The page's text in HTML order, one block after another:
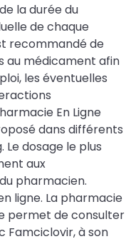
la durée du
de chaque
recommandé de
au médicament afin
les éventuelles
En Ligne
dans différents
dosage le plus
aux
pharmacien.
ligne. La pharmacie
permet de consulter
Famciclovir, à son